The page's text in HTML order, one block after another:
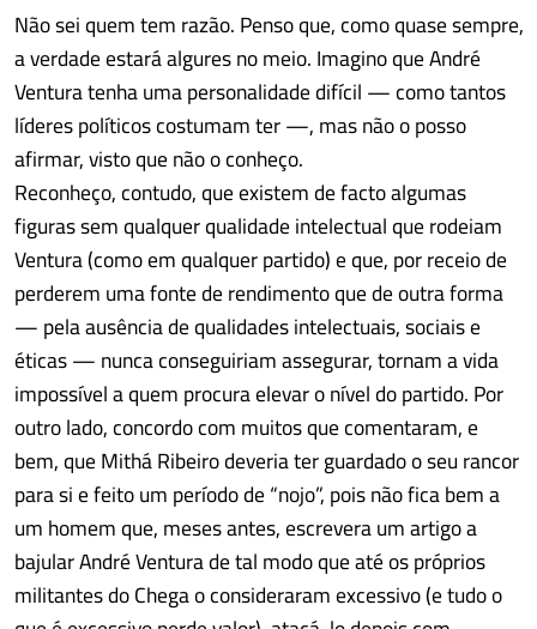
Não sei quem tem razão. Penso que, como quase sempre,
a verdade estará algures no meio. Imagino que André
Ventura tenha uma personalidade difícil — como tantos
líderes políticos costumam ter —, mas não o posso
afirmar, visto que não o conheço.
Reconheço, contudo, que existem de facto algumas
figuras sem qualquer qualidade intelectual que rodeiam
Ventura (como em qualquer partido) e que, por receio de
perderem uma fonte de rendimento que de outra forma
— pela ausência de qualidades intelectuais, sociais e
éticas — nunca conseguiriam assegurar, tornam a vida
impossível a quem procura elevar o nível do partido. Por
outro lado, concordo com muitos que comentaram, e
bem, que Mithá Ribeiro deveria ter guardado o seu rancor
para si e feito um período de “nojo”, pois não fica bem a
um homem que, meses antes, escrevera um artigo a
bajular André Ventura de tal modo que até os próprios
militantes do Chega o consideraram excessivo (e tudo o